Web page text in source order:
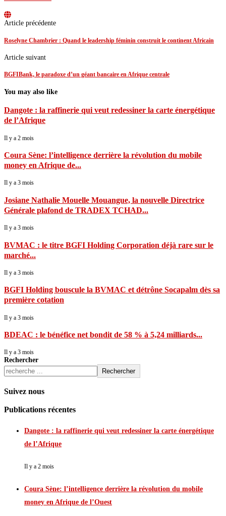
Article précédente
Roselyne Chambrier : Quand le leadership féminin construit le continent Africain
Article suivant
BGFIBank, le paradoxe d’un géant bancaire en Afrique centrale
You may also like
Dangote : la raffinerie qui veut redessiner la carte énergétique
de l’Afrique
Il y a 2 mois
Coura Sène: l’intelligence derrière la révolution du mobile
money en Afrique de...
Il y a 3 mois
Josiane Nathalie Mouelle Mouangue, la nouvelle Directrice
Générale plafond de TRADEX TCHAD...
Il y a 3 mois
BVMAC : le titre BGFI Holding Corporation déjà rare sur le
marché...
Il y a 3 mois
BGFI Holding bouscule la BVMAC et détrône Socapalm dès sa
première cotation
Il y a 3 mois
BDEAC : le bénéfice net bondit de 58 % à 5,24 milliards...
Il y a 3 mois
Rechercher
Rechercher
Suivez nous
Publications récentes
Dangote : la raffinerie qui veut redessiner la carte énergétique
de l’Afrique
Il y a 2 mois
Coura Sène: l’intelligence derrière la révolution du mobile
money en Afrique de l’Ouest